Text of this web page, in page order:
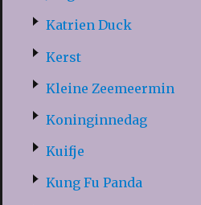
Katrien Duck
Kerst
Kleine Zeemeermin
Koninginnedag
Kuifje
Kung Fu Panda